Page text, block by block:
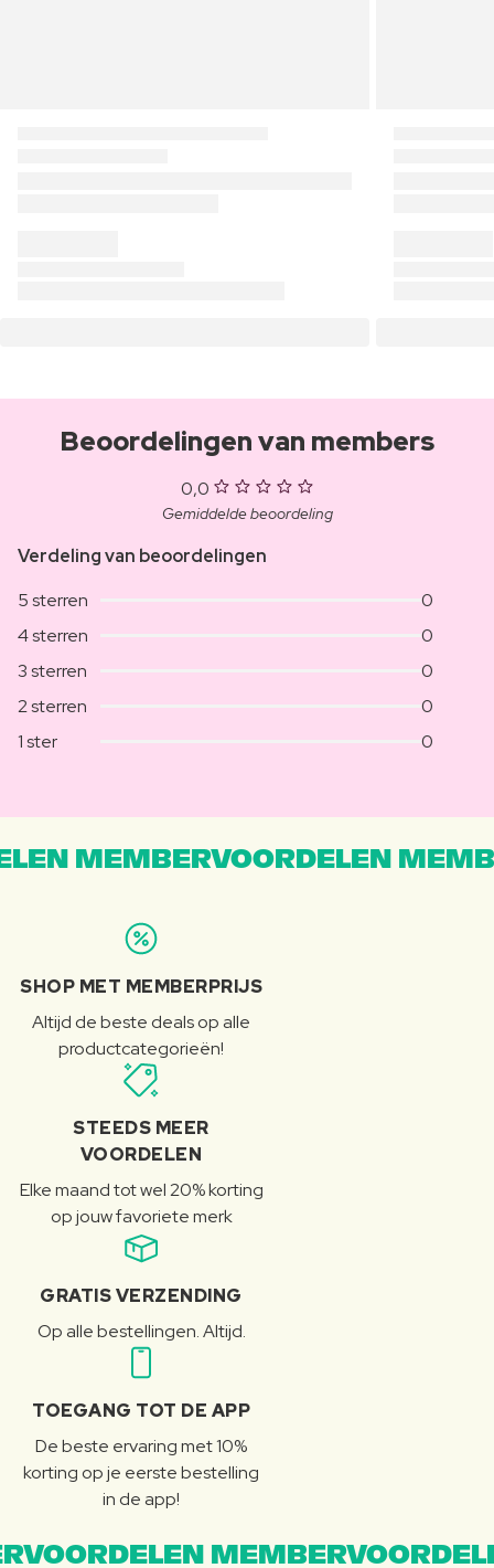
Beoordelingen van members
0,0
Gemiddelde beoordeling
Verdeling van beoordelingen
5 sterren
0
4 sterren
0
3 sterren
0
2 sterren
0
1 ster
0
MEMBERVOORDELEN
SHOP MET MEMBERPRIJS
Altijd de beste deals op alle
productcategorieën!
STEEDS MEER
VOORDELEN
Elke maand tot wel 20% korting
op jouw favoriete merk
GRATIS VERZENDING
Op alle bestellingen. Altijd.
TOEGANG TOT DE APP
De beste ervaring met 10%
korting op je eerste bestelling
in de app!